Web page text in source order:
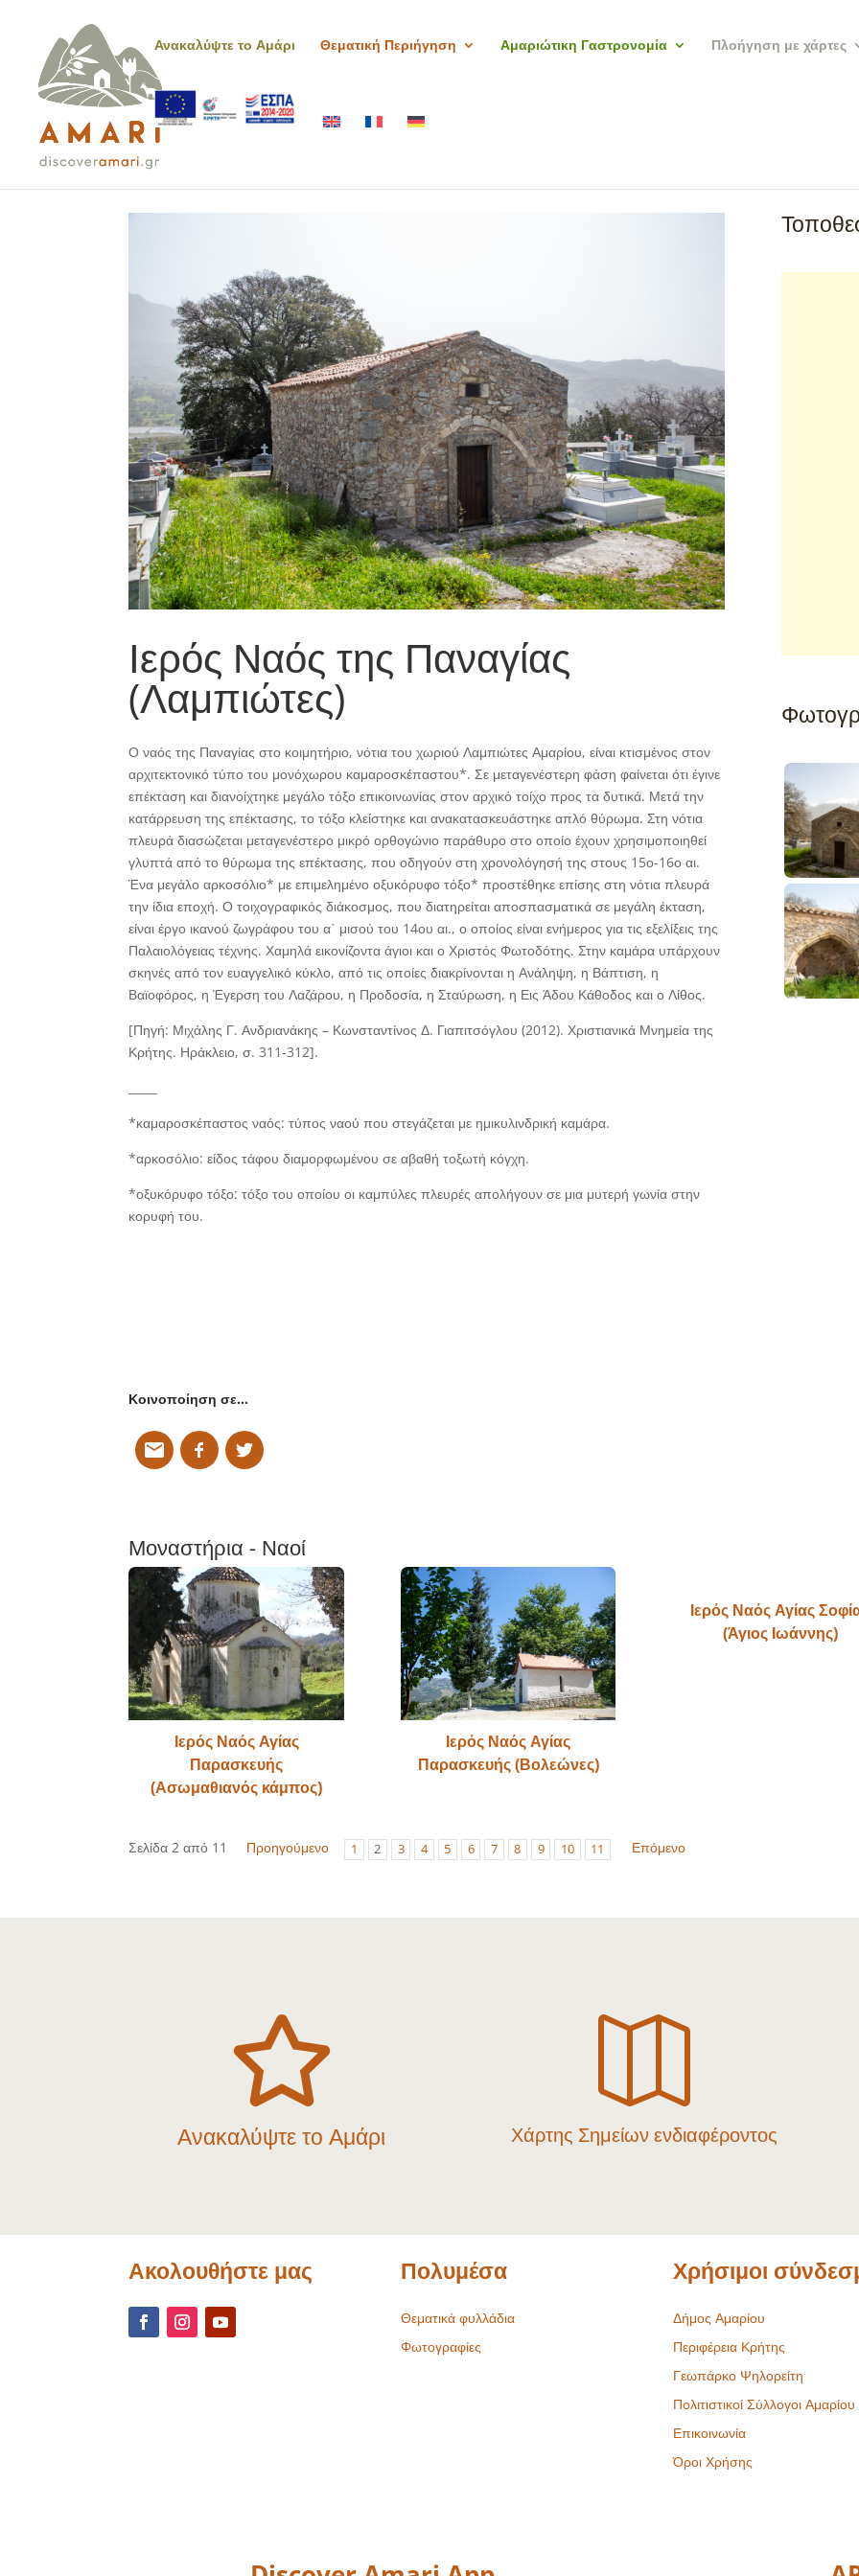
Ανακαλύψτε το Αμάρι Θεματική Περιήγηση Αμαριώτικη Γαστρονομία Πλοήγηση με χάρτες
Ιερός Ναός της Παναγίας
(Λαμπιώτες)
Ο ναός της Παναγίας στο κοιμητήριο, νότια του χωριού Λαμπιώτες Αμαρίου, είναι κτισμένος στον
αρχιτεκτονικό τύπο του μονόχωρου καμαροσκέπαστου*. Σε μεταγενέστερη φάση φαίνεται ότι έγινε
επέκταση και διανοίχτηκε μεγάλο τόξο επικοινωνίας στον αρχικό τοίχο προς τα δυτικά. Μετά την
κατάρρευση της επέκτασης, το τόξο κλείστηκε και ανακατασκευάστηκε απλό θύρωμα. Στη νότια
πλευρά διασώζεται μεταγενέστερο μικρό ορθογώνιο παράθυρο στο οποίο έχουν χρησιμοποιηθεί
γλυπτά από το θύρωμα της επέκτασης, που οδηγούν στη χρονολόγησή της στους 15ο-16ο αι.
Ένα μεγάλο αρκοσόλιο* με επιμελημένο οξυκόρυφο τόξο* προστέθηκε επίσης στη νότια πλευρά
την ίδια εποχή. Ο τοιχογραφικός διάκοσμος, που διατηρείται αποσπασματικά σε μεγάλη έκταση,
είναι έργο ικανού ζωγράφου του α΄ μισού του 14ου αι., ο οποίος είναι ενήμερος για τις εξελίξεις της
Παλαιολόγειας τέχνης. Χαμηλά εικονίζοντα άγιοι και ο Χριστός Φωτοδότης. Στην καμάρα υπάρχουν
σκηνές από τον ευαγγελικό κύκλο, από τις οποίες διακρίνονται η Ανάληψη, η Βάπτιση, η
Βαϊοφόρος, η Έγερση του Λαζάρου, η Προδοσία, η Σταύρωση, η Εις Άδου Κάθοδος και ο Λίθος.
[Πηγή: Μιχάλης Γ. Ανδριανάκης – Κωνσταντίνος Δ. Γιαπιτσόγλου (2012). Χριστιανικά Μνημεία της
Κρήτης. Ηράκλειο, σ. 311-312].
*καμαροσκέπαστος ναός: τύπος ναού που στεγάζεται με ημικυλινδρική καμάρα.
*αρκοσόλιο: είδος τάφου διαμορφωμένου σε αβαθή τοξωτή κόγχη.
*οξυκόρυφο τόξο: τόξο του οποίου οι καμπύλες πλευρές απολήγουν σε μια μυτερή γωνία στην
κορυφή του.
Κοινοποίηση σε…
Μοναστήρια - Ναοί
Ιερός Ναός Αγίας
Παρασκευής
(Ασωμαθιανός κάμπος)
Ιερός Ναός Αγίας
Παρασκευής (Βολεώνες)
Ιερός Ναός Αγίας
(Άγιος Ιωάννης)
Σελίδα 2 από 11 Προηγούμενο 1 2 3 4 5 6 7 8 9 10 11 Επόμενο

Ανακαλύψτε το Αμάρι

Χάρτης Σημείων ενδιαφέροντος
Ακολουθήστε μας Πολυμέσα
Θεματικά φυλλάδια
Φωτογραφίες
Χρήσιμοι
Δήμος Αμαρίου
Περιφέρεια Κρήτης
Γεωπάρκο Ψηλορείτη
Πολιτιστικοί Σύλλογοι Αμαρίου
Επικοινωνία
Όροι Χρήσης